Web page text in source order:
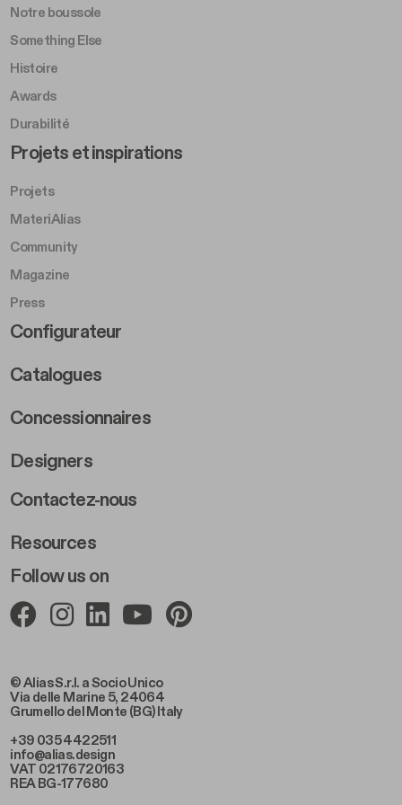
© Alias S.r.l. a Socio Unico
Via delle Marine 5, 24064
Grumello del Monte (BG) Italy
+39 035 4422511
info@alias.design
VAT 02176720163
REA BG-177680
Notre boussole
Something Else
Histoire
Awards
Durabilité
Follow us on
Footer Left Middle B
Projets et inspirations
Projets
MateriAlias
Community
Magazine
Press
Footer Right Middle B
Configurateur
Catalogues
Concessionnaires
Designers
Footer Right 2
Contactez-nous
Resources